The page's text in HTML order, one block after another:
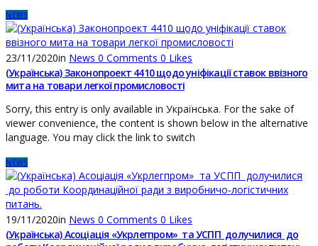
NEWS
23/11/2020in News 0 Comments 0 Likes
(Українська) Законопроект 4410 щодо уніфікації ставок ввізного
мита на товари легкої промисловості
Sorry, this entry is only available in Українська. For the sake of
viewer convenience, the content is shown below in the alternative
language. You may click the link to switch
NEWS
19/11/2020in News 0 Comments 0 Likes
(Українська) Асоціація «Укрлегпром» та УСПП долучилися до